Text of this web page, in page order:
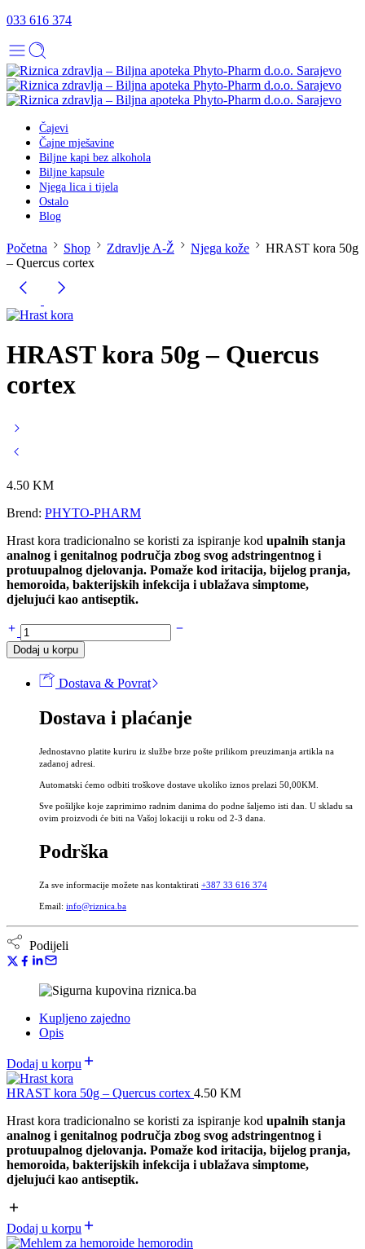
033 616 374
Čajevi
Čajne mješavine
Biljne kapi bez alkohola
Biljne kapsule
Njega lica i tijela
Ostalo
Blog
Početna Shop Zdravlje A-Ž Njega kože
HRAST kora 50g
– Quercus cortex
HRAST kora 50g – Quercus
cortex
4.50 KM
Brend: PHYTO-PHARM
Hrast kora tradicionalno se koristi za ispiranje kod upalnih stanja
analnog i genitalnog područja zbog svog adstringentnog i
protuupalnog djelovanja. Pomaže kod iritacija, bijelog pranja,
hemoroida, bakterijskih infekcija i ublažava simptome,
djelujući kao antiseptik.
HRAST
kora
50g
Quercus
količina
Dodaj u korpu
Dostava & Povrat
Dostava i plaćanje
Jednostavno platite kuriru iz službe brze pošte prilikom preuzimanja artikla na
zadanoj adresi.
Automatski ćemo odbiti troškove dostave ukoliko iznos prelazi 50,00KM.
Sve pošiljke koje zaprimimo radnim danima do podne šaljemo isti dan. U skladu sa
ovim proizvodi će biti na Vašoj lokaciji u roku od 2-3 dana.
Podrška
Za sve informacije možete nas kontaktirati +387 33 616 374
Email: info@riznica.ba
Podijeli
Kupljeno zajedno
Opis
Dodaj u korpu
HRAST kora 50g – Quercus cortex 4.50 KM
Hrast kora tradicionalno se koristi za ispiranje kod upalnih stanja
analnog i genitalnog područja zbog svog adstringentnog i
protuupalnog djelovanja. Pomaže kod iritacija, bijelog pranja,
hemoroida, bakterijskih infekcija i ublažava simptome,
djelujući kao antiseptik.
Dodaj u korpu